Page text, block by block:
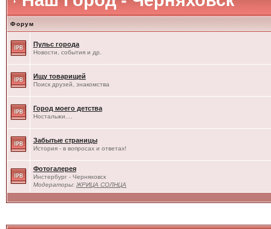
Форум
Пульс города
Новости, события и др.
Ищу товарищей
Поиск друзей, знакомства
Город моего детства
Ностальжи....
Забытые страницы
История - в вопросах и ответах!
Фотогалерея
Инстербург - Черняховск
Модераторы: ЖРИЦА СОЛНЦА